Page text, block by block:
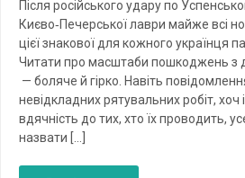
Після російського удару по
Києво‑Печерської лаври майже всі
цієї знакової для кожного українця
Читати про масштаби пошкоджень з
— боляче й гірко. Навіть
невідкладних рятувальних робіт, хоч
вдячність до тих, хто їх проводить,
назвати […]